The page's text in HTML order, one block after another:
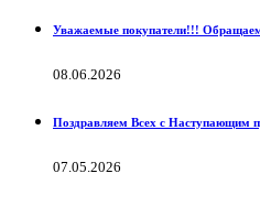
Уважаемые покупатели!!! Обращаем
08.06.2026
Поздравляем Всех с Наступающим
07.05.2026